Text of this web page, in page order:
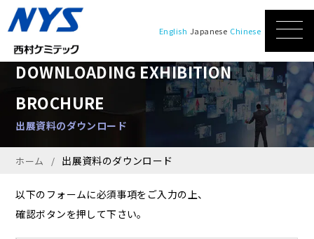
English Japanese Chinese
DOWNLOADING EXHIBITION
BROCHURE
出展資料のダウンロード
ホーム 出展資料のダウンロード
以下のフォームに必須事項をご入力の上、
確認ボタンを押して下さい。